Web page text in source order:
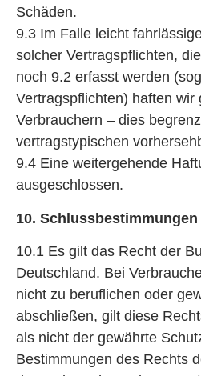
Schäden.
9.3 Im Falle leicht
solcher Vertragspflichten,
noch 9.2 erfasst werden
Vertragspflichten) haften wir
Verbrauchern – dies
vertragstypischen
9.4 Eine weitergehende
ausgeschlossen.
10. Schlussbestimmungen
10.1 Es gilt das Recht der
Deutschland. Bei
nicht zu beruflichen oder
abschließen, gilt diese
als nicht der gewährte
Bestimmungen des Rechts